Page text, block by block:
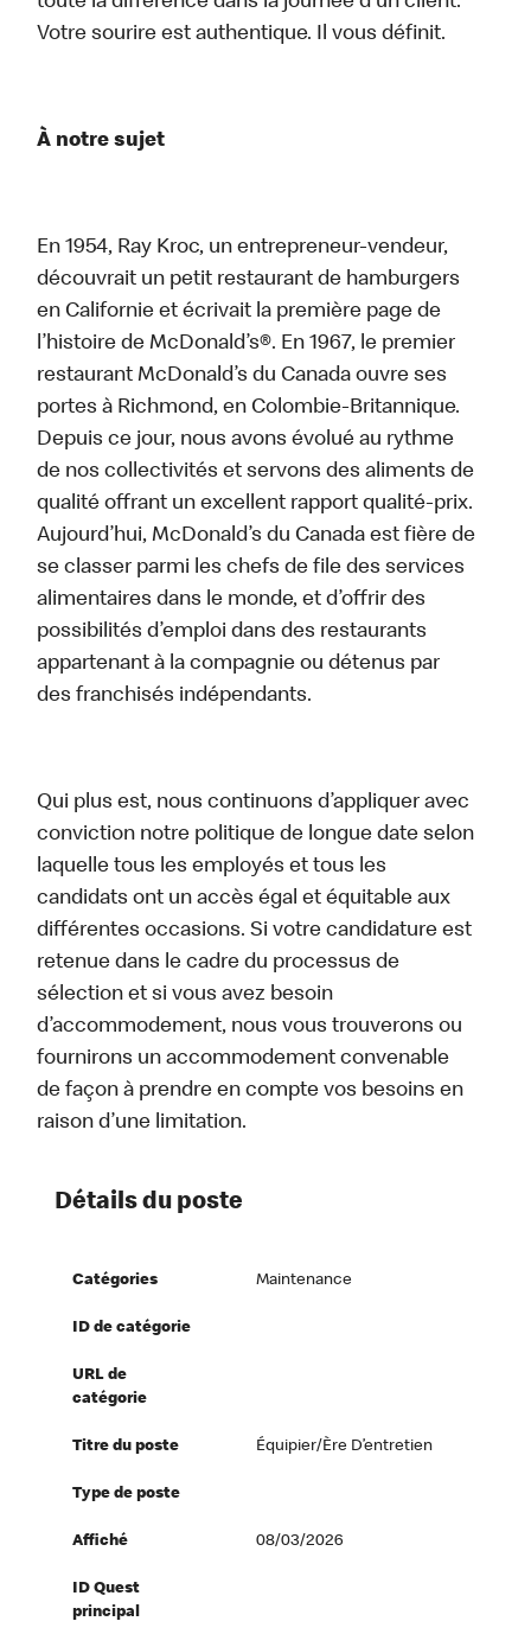
Votre sourire est authentique. Il vous définit.
À notre sujet
En 1954, Ray Kroc, un entrepreneur-vendeur,
découvrait un petit restaurant de hamburgers
en Californie et écrivait la première page de
l’histoire de McDonald’s®. En 1967, le premier
restaurant McDonald’s du Canada ouvre ses
portes à Richmond, en Colombie-Britannique.
Depuis ce jour, nous avons évolué au rythme
de nos collectivités et servons des aliments de
qualité offrant un excellent rapport qualité-prix.
Aujourd’hui, McDonald’s du Canada est fière de
se classer parmi les chefs de file des services
alimentaires dans le monde, et d’offrir des
possibilités d’emploi dans des restaurants
appartenant à la compagnie ou détenus par
des franchisés indépendants.
Qui plus est, nous continuons d’appliquer avec
conviction notre politique de longue date selon
laquelle tous les employés et tous les
candidats ont un accès égal et équitable aux
différentes occasions. Si votre candidature est
retenue dans le cadre du processus de
sélection et si vous avez besoin
d’accommodement, nous vous trouverons ou
fournirons un accommodement convenable
de façon à prendre en compte vos besoins en
raison d’une limitation.
Détails du poste
Catégories Maintenance
ID de catégorie
URL de
catégorie
Titre du poste Équipier/ère D’entretien
Type de poste
Affiché 08/03/2026
ID Quest
principal